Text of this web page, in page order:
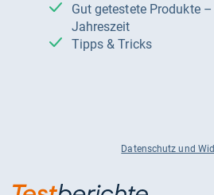
Gut getestete Produkte – passend zur
Jahreszeit
Tipps & Tricks
Datenschutz und